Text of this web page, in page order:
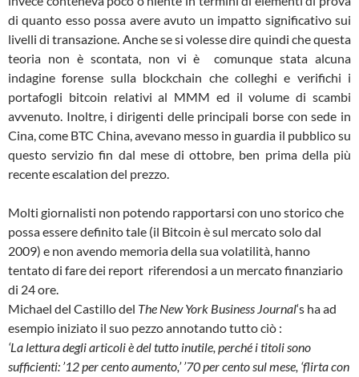
di quanto esso possa avere avuto un impatto significativo sui
livelli di transazione. Anche se si volesse dire quindi che questa
teoria non è scontata, non vi è comunque stata alcuna
indagine forense sulla blockchain che colleghi e verifichi i
portafogli bitcoin relativi al MMM ed il volume di scambi
avvenuto. Inoltre, i dirigenti delle principali borse con sede in
Cina, come BTC China, avevano messo in guardia il pubblico su
questo servizio fin dal mese di ottobre, ben prima della più
recente escalation del prezzo.
Molti giornalisti non potendo rapportarsi con uno storico che
possa essere definito tale (il Bitcoin è sul mercato solo dal
2009) e non avendo memoria della sua volatilità, hanno
tentato di fare dei report riferendosi a un mercato finanziario
di 24 ore.
Michael del Castillo del The New York Business Journal‘s ha ad
esempio iniziato il suo pezzo annotando tutto ciò :
‘La lettura degli articoli è del tutto inutile, perché i titoli sono
sufficienti: ’12 per cento aumento,’ ’70 per cento sul mese, ‘flirta con